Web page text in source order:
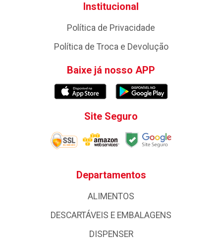
Institucional
Política de Privacidade
Política de Troca e Devolução
Baixe já nosso APP
Site Seguro
Departamentos
ALIMENTOS
DESCARTÁVEIS E EMBALAGENS
DISPENSER